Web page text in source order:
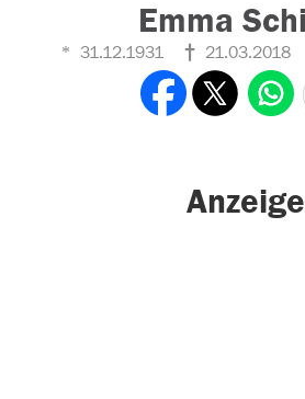
Emma
31.12.1931 21.03.2018
Anzeige